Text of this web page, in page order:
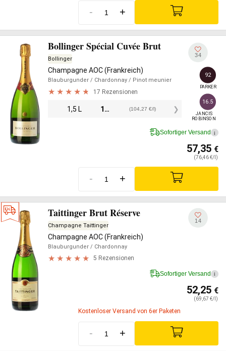
- +
Bollinger Spécial Cuvée Brut
Bollinger
Champagne AOC (Frankreich)
Blauburgunder / Chardonnay / Pinot meunier
17 Rezensionen
1,5 L 156,40 (104,27 €/l)
34
92
PARKER
16.5
JANCIS
ROBINSON
Sofortiger Versand i
57,35 €
(76,46 €/l)
- +
Taittinger Brut Réserve
Champagne Taittinger
Champagne AOC (Frankreich)
Blauburgunder / Chardonnay
5 Rezensionen
14
Sofortiger Versand i
52,25 €
(69,67 €/l)
Kostenloser Versand von 6er Paketen
- +